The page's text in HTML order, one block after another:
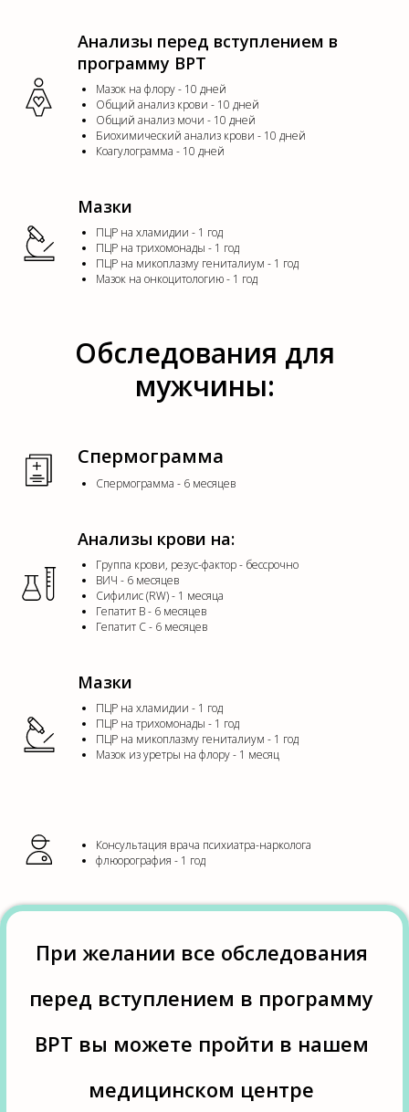
Анализы перед вступлением в
программу ВРТ
Мазок на флору - 10 дней
Общий анализ крови - 10 дней
Общий анализ мочи - 10 дней
Биохимический анализ крови - 10 дней
Коагулограмма - 10 дней
Мазки
ПЦР на хламидии - 1 год
ПЦР на трихомонады - 1 год
ПЦР на микоплазму гениталиум - 1 год
Мазок на онкоцитологию - 1 год
Обследования для
мужчины:
Спермограмма
Спермограмма - 6 месяцев
Анализы крови на:
Группа крови, резус-фактор - бессрочно
ВИЧ - 6 месяцев
Сифилис (RW) - 1 месяца
Гепатит В - 6 месяцев
Гепатит С - 6 месяцев
Мазки
ПЦР на хламидии - 1 год
ПЦР на трихомонады - 1 год
ПЦР на микоплазму гениталиум - 1 год
Мазок из уретры на флору - 1 месяц
Консультация врача психиатра-нарколога
флюорография - 1 год
При желании все обследования
перед вступлением в программу
ВРТ вы можете пройти в нашем
медицинском центре